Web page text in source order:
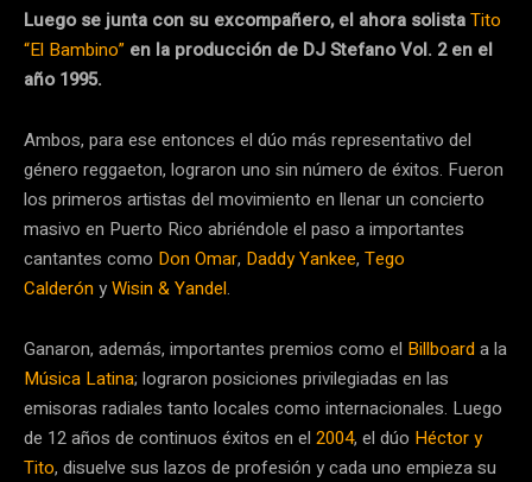
Luego se junta con su excompañero, el ahora solistaTito
“El Bambino” en la producción de DJ Stefano Vol. 2 en el
año 1995.
Ambos, para ese entonces el dúo más representativo del
género reggaeton, lograron uno sin número de éxitos. Fueron
los primeros artistas del movimiento en llenar un concierto
masivo en Puerto Rico abriéndole el paso a importantes
cantantes como Don Omar, Daddy Yankee, Tego
CalderónyWisin & Yandel.
Ganaron, además, importantes premios como el Billboarda la
Música Latina; lograron posiciones privilegiadas en las
emisoras radiales tanto locales como internacionales. Luego
de 12 años de continuos éxitos en el 2004, el dúo Héctor y
Tito, disuelve sus lazos de profesión y cada uno empieza su